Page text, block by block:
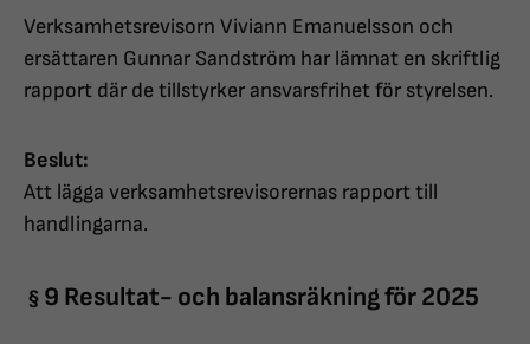
Verksamhetsrevisorn Viviann Emanuelsson och
ersättaren Gunnar Sandström har lämnat en skriftlig
rapport där de tillstyrker ansvarsfrihet för styrelsen.
Beslut:
Att lägga verksamhetsrevisorernas rapport till
handlingarna.
§ 9 Resultat- och balansräkning för 2025